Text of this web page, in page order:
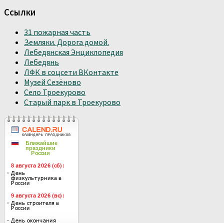
Ссылки
31 пожарная часть
Земляки. Дорога домой.
Лебедянская Энциклопедия
Лебедянь
ЛФК в соцсети ВКонтакте
Музей Сезёново
Село Троекурово
Старый парк в Троекурово